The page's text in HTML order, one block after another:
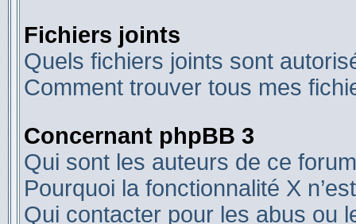
Fichiers joints
Quels fichiers joints sont
Comment trouver tous mes
Concernant phpBB 3
Qui sont les auteurs de ce
Pourquoi la fonctionnalité X
Qui contacter pour les abus ou